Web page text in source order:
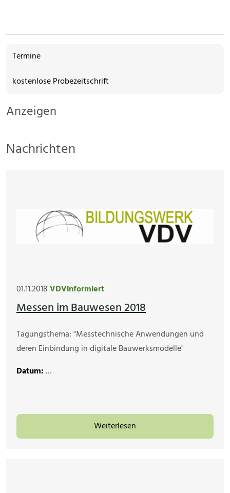
Termine
kostenlose Probezeitschrift
Anzeigen
Nachrichten
01.11.2018VDVinformiert
Messen im Bauwesen 2018
Tagungsthema: "Messtechnische Anwendungen und
deren Einbindung in digitale Bauwerksmodelle"
Datum:…
Weiterlesen